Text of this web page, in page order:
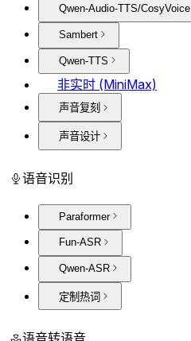
Qwen-Audio-TTS/CosyVoice
Sambert
Qwen-TTS
非实时 (MiniMax)
声音复刻
声音设计
语音识别
Paraformer
Fun-ASR
Qwen-ASR
定制热词